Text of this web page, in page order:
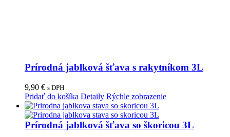
Prírodná jablková šťava s rakytníkom 3L
9,90 € s DPH
Pridať do košíka Detaily Rýchle zobrazenie
Prírodná jablková šťava so škoricou 3L